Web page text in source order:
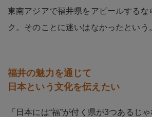
東南アジアで福井県をアピールするな
ク。そのことに迷いはなかったという
福井の魅力を通じて
日本という文化を伝えたい
「日本には“福”が付く県が3つあるじ